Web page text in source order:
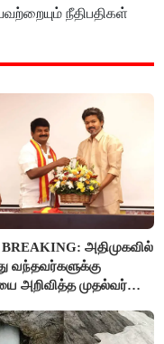
நீதிபதிகள்
அதிமுகவில்
வந்தவர்களுக்கு
அறிவித்த முதல்வர்